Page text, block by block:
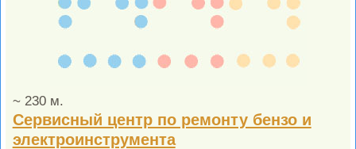
~ 230 м.
Сервисный центр по ремонту бензо и
электроинструмента